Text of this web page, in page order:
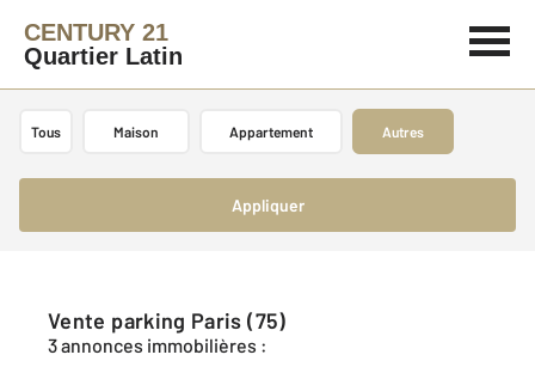
CENTURY 21
Quartier Latin
Tous Maison Appartement Autres
Appliquer
Vente parking Paris (75)
3 annonces immobilières :